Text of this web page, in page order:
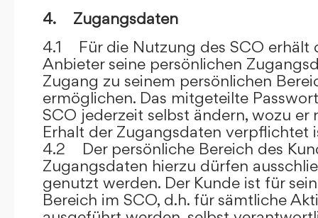
4. Zugangsdaten
4.1 Für die Nutzung des SCO erhält
Anbieter seine persönlichen
Zugang zu seinem persönlichen
ermöglichen. Das mitgeteilte
SCO jederzeit selbst ändern, wozu er
Erhalt der Zugangsdaten verpflichtet
4.2 Der persönliche Bereich des
Zugangsdaten hierzu dürfen
genutzt werden. Der Kunde ist für
Bereich im SCO, d.h. für sämtliche